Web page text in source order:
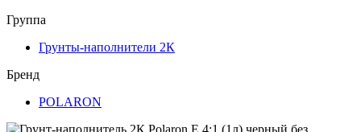
Группа
Грунты-наполнители 2К
Бренд
POLARON